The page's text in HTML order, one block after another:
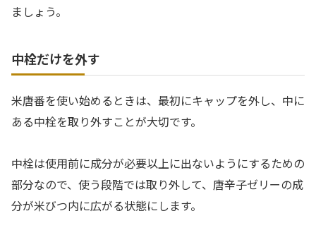
ましょう。
中栓だけを外す
米唐番を使い始めるときは、最初にキャップを外し、中に
ある中栓を取り外すことが大切です。
中栓は使用前に成分が必要以上に出ないようにするための
部分なので、使う段階では取り外して、唐辛子ゼリーの成
分が米びつ内に広がる状態にします。